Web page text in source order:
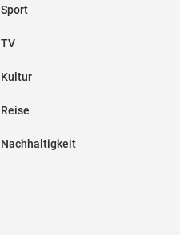
Sport
TV
Kultur
Reise
Nachhaltigkeit